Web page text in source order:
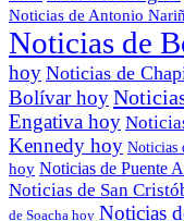
Noticias de Antonio
Noticias de
hoy Noticias de
Bolívar hoy
Engativa hoy
Kennedy hoy Noticias
hoy Noticias de Puente
Noticias de San
de Soacha hoy Noticias